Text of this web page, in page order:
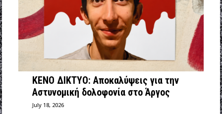
ΚΕΝΟ ΔΙΚΤΥΟ: Αποκαλύψεις για την
Αστυνομική δολοφονία στο Άργος
July 18, 2026